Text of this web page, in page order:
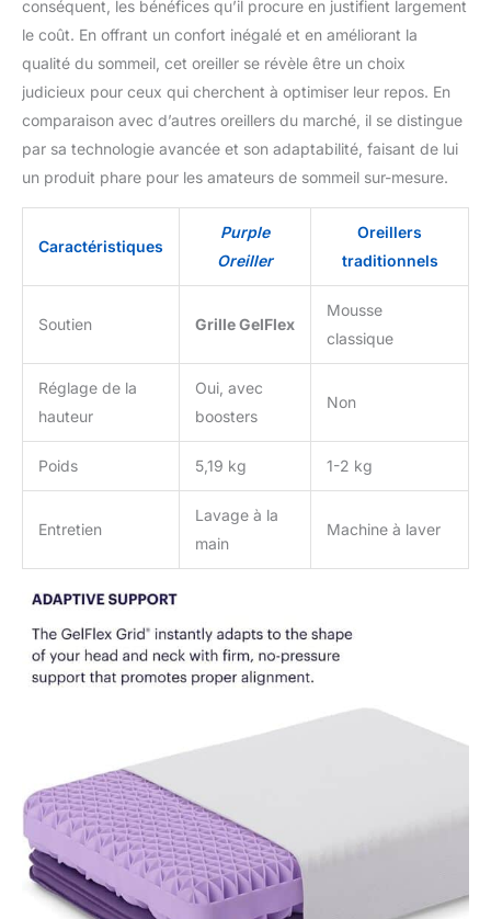
conséquent, les bénéfices qu’il procure en justifient largement
le coût. En offrant un confort inégalé et en améliorant la
qualité du sommeil, cet oreiller se révèle être un choix
judicieux pour ceux qui cherchent à optimiser leur repos. En
comparaison avec d’autres oreillers du marché, il se distingue
par sa technologie avancée et son adaptabilité, faisant de lui
un produit phare pour les amateurs de sommeil sur-mesure.
Caractéristiques
Purple
Oreiller
Oreillers
traditionnels
Soutien Grille GelFlex
Mousse
classique
Réglage de la
hauteur
Oui, avec
boosters
Non
Poids 5,19 kg 1-2 kg
Entretien
Lavage à la
main
Machine à laver